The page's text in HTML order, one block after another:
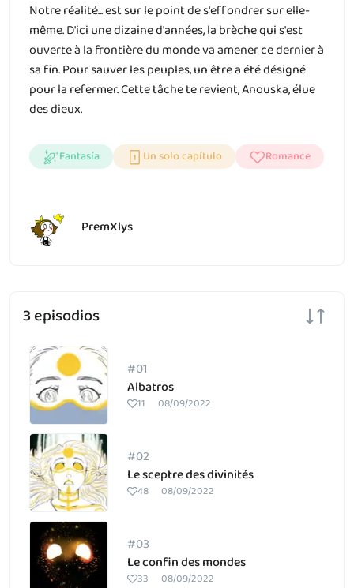
3 episodios
#01
Albatros
11 08/09/2022
#02
Le sceptre des divinités
48 08/09/2022
#03
Le confin des mondes
33 08/09/2022
Notre réalité... est sur le point de s'effondrer sur elle-
même. D'ici une dizaine d'années, la brèche qui s'est
ouverte à la frontière du monde va amener ce dernier à
sa fin. Pour sauver les peuples, un être a été désigné
pour la refermer. Cette tâche te revient, Anouska, élue
des dieux.
Fantasía Un solo capítulo Romance
PremXlys